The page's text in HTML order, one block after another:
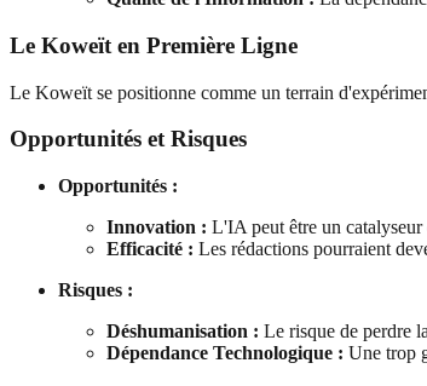
Le Koweït en Première Ligne
Le Koweït se positionne comme un terrain
Opportunités et Risques
Opportunités :
Innovation : L'IA peut être un
Efficacité : Les rédactions pourraient
Risques :
Déshumanisation : Le risque de perdre
Dépendance Technologique : Une trop